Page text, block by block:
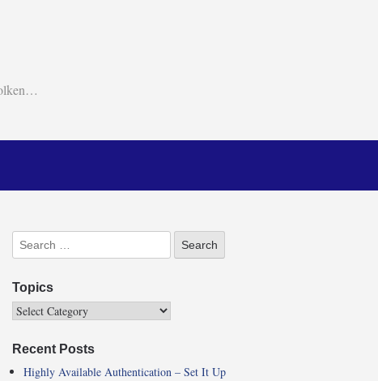
Topics
Recent Posts
Highly Available Authentication – Set It Up